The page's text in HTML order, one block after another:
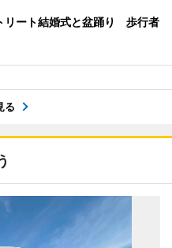
リート結婚式と盆踊り 歩行者
る